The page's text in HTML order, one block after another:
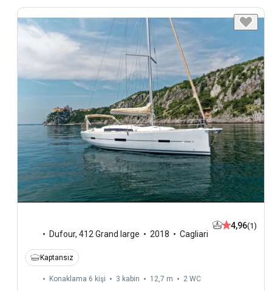
Dufour, 412 Grand large 2018 Cagliari
4,96(1)
Kaptansız
Konaklama 6 kişi 3 kabin 12,7 m 2 WC